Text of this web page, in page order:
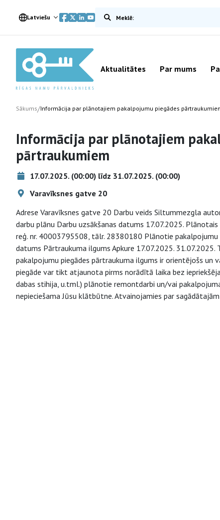
Latviešu Meklēt vietnē
Aktualitātes Par mums
Sākums/Informācija par plānotajiem pakalpojumu piegādes
Informācija par plānotajiem
pārtraukumiem
17.07.2025. (00:00) līdz 31.07.2025. (00:00)
Varavīksnes gatve 20
Adrese Varavīksnes gatve 20 Darbu veids Siltummezgla
darbu plānu Darbu uzsākšanas datums 17.07.2025.
reģ. nr. 40003795508, tālr. 28380180 Plānotie
datums Pārtraukuma ilgums Apkure 17.07.2025.
pakalpojumu piegādes pārtraukuma ilgums ir orientējošs
piegāde var tikt atjaunota pirms norādītā laika bez
dabas stihija, u.tml.) plānotie remontdarbi un/vai
nepieciešama Jūsu klātbūtne. Atvainojamies par